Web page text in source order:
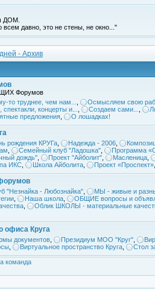
ДОМ.
всем давно, это не стены, не окно..."
- Архив
Форумов
то труднее, чем нам... Осмысляем свою
концерты и...
Создаем сами...
предложения О лошадках!
рождения КРУГа Надежда - 2006
Семейный клуб "Ладошка" Программа
дождь" Проект "Айболит" Масленица
ИКС Школа Айболита Проект «Проспект»
"Незнайка - Любознайка" МЫ - живые и
Наша школа ОБЩИЕ вопросы и
Облик ШКОЛЫ - материальные
офиса Круга
документов Президиум МОО "Круг"
Виртуальное пространство Круга Стол
команда